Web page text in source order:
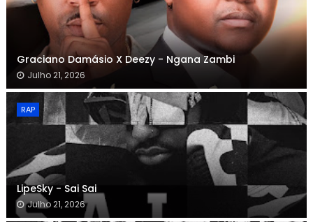
Graciano Damásio X Deezy - Ngana Zambi
Julho 21, 2026
RAP
LipeSky - Sai Sai
Julho 21, 2026